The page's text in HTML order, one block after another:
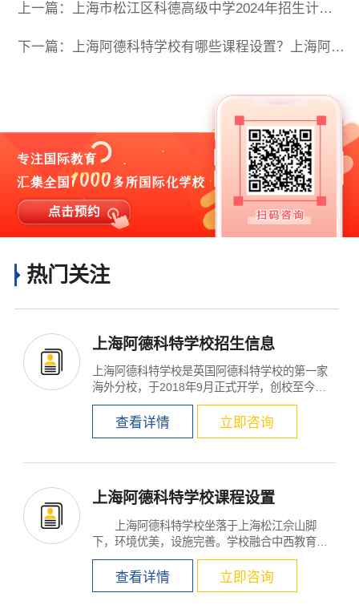
上一篇：上海市松江区科德高级中学2024年招生计划，评估内容及学费标准
下一篇：上海阿德科特学校有哪些课程设置？上海阿德科特多元课程设置介绍
热门关注
上海阿德科特学校招生信息
上海阿德科特学校是英国阿德科特学校的第一家
海外分校，于2018年9月正式开学，创校至今已
培养出共14位牛剑...
查看详情 立即咨询
上海阿德科特学校课程设置
上海阿德科特学校坐落于上海松江佘山脚
下，环境优美，设施完善。学校融合中西教育优
势，本土化融合...
查看详情 立即咨询